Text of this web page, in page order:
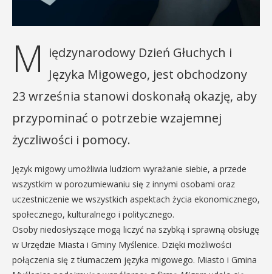
M iędzynarodowy Dzień Głuchych i
Języka Migowego, jest obchodzony
23 września stanowi doskonałą okazję, aby
przypominać o potrzebie wzajemnej
życzliwości i pomocy.
Język migowy umożliwia ludziom wyrażanie siebie, a przede
wszystkim w porozumiewaniu się z innymi osobami oraz
uczestniczenie we wszystkich aspektach życia ekonomicznego,
społecznego, kulturalnego i politycznego.
Osoby niedosłyszące mogą liczyć na szybką i sprawną obsługę
w Urzędzie Miasta i Gminy Myślenice. Dzięki możliwości
połączenia się z tłumaczem języka migowego. Miasto i Gmina